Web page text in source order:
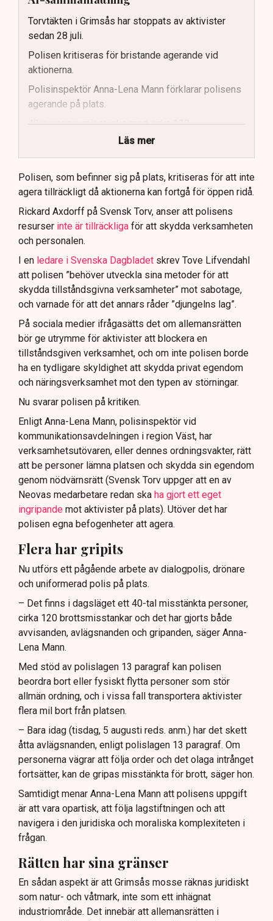
Torvtäkten i Grimsås har stoppats av aktivister
sedan 28 juli.
Polisen kritiseras för bristande agerande vid
aktionerna.
Polisinspektör Anna-Lena Mann förklarar polisens
agerande på plats.
40 personer misstänks med cirka 120
brottsmisstankar kopplade.
Polisen använder drönare och uniformerad polis
för att dokumentera bevis.
Samtidigt är polisarbetet komplext när det gäller
att navigera juridiska rättigheter och gränser.
Läs mer
Polisen, som befinner sig på plats, kritiseras för att inte
agera tillräckligt då aktionerna kan fortgå för öppen ridå.
Rickard Axdorff på Svensk Torv, anser att polisens
resurser inte är tillräckliga för att skydda verksamheten
och personalen.
I en ledare i Svenska Dagbladet skrev Tove Lifvendahl
att polisen ”behöver utveckla sina metoder för att
skydda tillståndsgivna verksamheter” mot sabotage,
och varnade för att det annars råder ”djungelns lag”.
På sociala medier ifrågasätts det om allemansrätten
bör ge utrymme för aktivister att blockera en
tillståndsgiven verksamhet, och om inte polisen borde
ha en tydligare skyldighet att skydda privat egendom
och näringsverksamhet mot den typen av störningar.
Nu svarar polisen på kritiken.
Enligt Anna-Lena Mann, polisinspektör vid
kommunikationsavdelningen i region Väst, har
verksamhetsutövaren, eller dennes ordningsvakter, rätt
att be personer lämna platsen och skydda sin egendom
genom nödvärnsrätt (Svensk Torv uppger att en av
Neovas medarbetare redan ska ha gjort ett eget
ingripande mot aktivister på plats). Utöver det har
polisen egna befogenheter att agera.
Flera har gripits
Nu utförs ett pågående arbete av dialogpolis, drönare
och uniformerad polis på plats.
– Det finns i dagsläget ett 40-tal misstänkta personer,
cirka 120 brottsmisstankar och det har gjorts både
avvisanden, avlägsnanden och gripanden, säger Anna-
Lena Mann.
Med stöd av polislagen 13 paragraf kan polisen
beordra bort eller fysiskt flytta personer som stör
allmän ordning, och i vissa fall transportera aktivister
flera mil bort från platsen.
– Bara idag (tisdag, 5 augusti reds. anm.) har det skett
åtta avlägsnanden, enligt polislagen 13 paragraf. Om
personerna vägrar att följa order och det olaga intrånget
fortsätter, kan de gripas misstänkta för brott, säger hon.
Samtidigt menar Anna-Lena Mann att polisens uppgift
är att vara opartisk, att följa lagstiftningen och att
navigera i den juridiska och moraliska komplexiteten i
frågan.
Rätten har sina gränser
En sådan aspekt är att Grimsås mosse räknas juridiskt
som natur- och våtmark, inte som ett inhägnat
industriområde. Det innebär att allemansrätten i